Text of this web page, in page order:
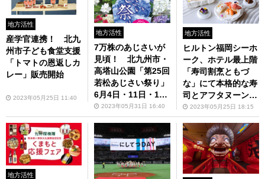
地方活性
産学官連携！ 北九
州市子ども食堂支援
「トマトの恩返しカ
レー」販売開始
2023年05月25日 11:40
地方活性
7万株のあじさいが
見頃！ 北九州市・
高塔山公園「第25回
若松あじさい祭り」
6月4日・11日・18
日開催
2023年05月31日 16:40
地方活性
ヒルトン福岡シーホ
ーク、ホテル最上階
「寿司割烹ともづ
な」にて本格的な寿
司とアフタヌーンテ
ィースイーツのラン
チ「花蓮（かれ
ん）」を6月21日よ
り提供
2023年05月25日 18:15
地方活性